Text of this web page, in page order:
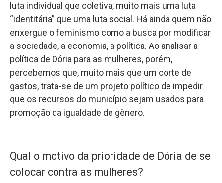
luta individual que coletiva, muito mais uma luta
“identitária” que uma luta social. Há ainda quem não
enxergue o feminismo como a busca por modificar
a sociedade, a economia, a política. Ao analisar a
política de Dória para as mulheres, porém,
percebemos que, muito mais que um corte de
gastos, trata-se de um projeto político de impedir
que os recursos do município sejam usados para
promoção da igualdade de gênero.
Qual o motivo da prioridade de Dória de se
colocar contra as mulheres?